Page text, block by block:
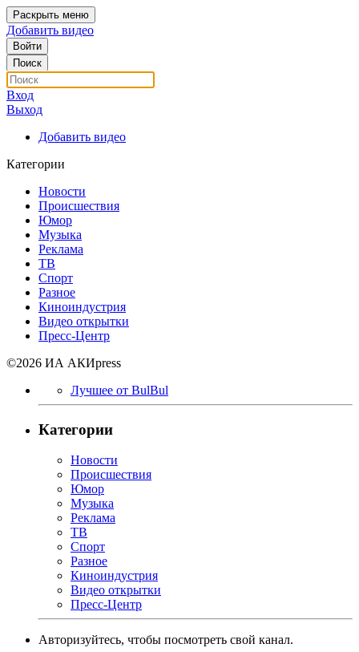
Раскрыть меню
Добавить видео
Войти
Поиск
Вход
Выход
Добавить видео
Категории
Новости
Происшествия
Юмор
Музыка
Реклама
ТВ
Спорт
Разное
Киноиндустрия
Видео открытки
Пресс-Центр
©2026 ИА АКИpress
Лучшее от BulBul
Категории
Новости
Происшествия
Юмор
Музыка
Реклама
ТВ
Спорт
Разное
Киноиндустрия
Видео открытки
Пресс-Центр
Авторизуйтесь, чтобы посмотреть свой канал.